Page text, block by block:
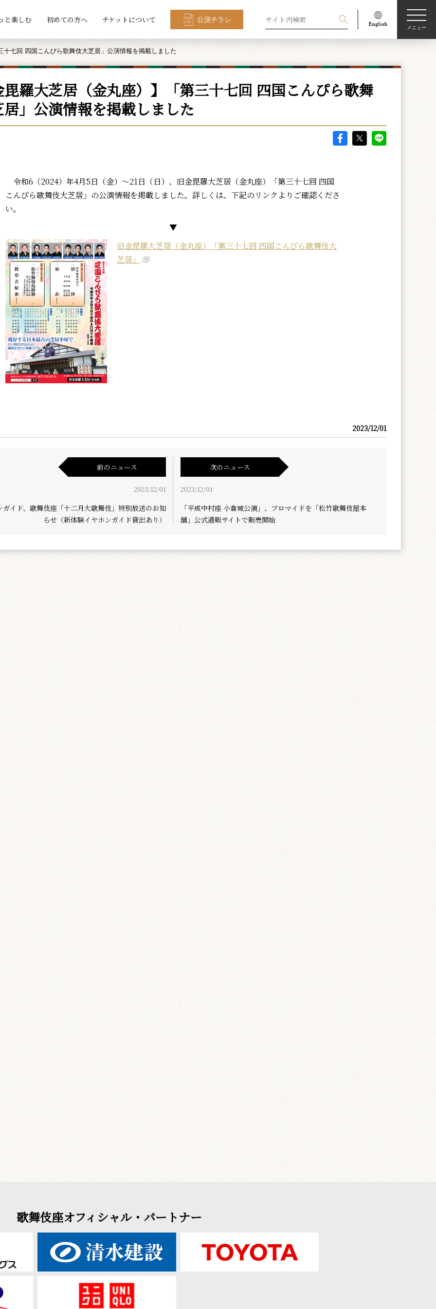
と楽しむ 初めての方へ チケットについて 公演チラシ
メニュー
十七回 四国こんぴら歌舞伎大芝居」公演情報を掲載しました
羅大芝居（金丸座）】「第三十七回 四国こんぴら歌舞
」公演情報を掲載しました
令和6（2024）年4月5日（金）～21日（日）、旧金毘羅大芝居（金丸座）「第三十七回 四国
こんぴら歌舞伎大芝居」の公演情報を掲載しました。詳しくは、下記のリンクよりご確認くださ
い。
▼
旧金毘羅大芝居（金丸座）「第三十七回 四国こんぴら歌舞伎大
芝居」
2023/12/01
前のニュース
2023/12/01
ガイド、歌舞伎座「十二月大歌舞伎」特別放送のお知
らせ（新体験イヤホンガイド貸出あり）
次のニュース
2023/12/01
「平成中村座 小倉城公演」、ブロマイドを「松竹歌舞伎屋本
舗」公式通販サイトで販売開始
歌舞伎座オフィシャル・パートナー